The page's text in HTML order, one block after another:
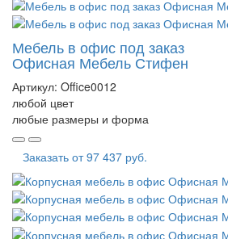
Мебель в офис под заказ
Офисная Мебель Стифен
Артикул: Office0012
любой цвет
любые размеры и форма
Заказать от97 437 руб.